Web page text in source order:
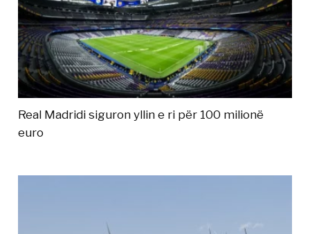
Real Madridi siguron yllin e ri për 100 milionë
euro